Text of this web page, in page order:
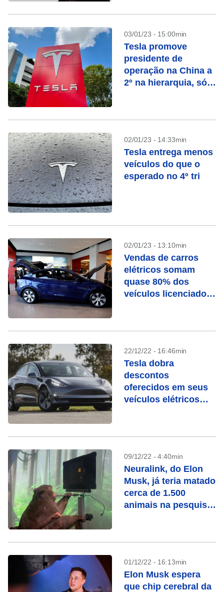
03/01/23 - 15:00min
Tesla promove
presidente de
operação na China a
2º na hierarquia, só
02/01/23 - 14:33min
Tesla entrega menos
veículos do que o
esperado no 4º tri
02/01/23 - 13:10min
Vendas de carros
elétricos somam
quase 80% dos
veículos licenciados
22/12/22 - 16:46min
Tesla dobra
descontos
oferecidos em seus
veículos elétricos
09/12/22 - 4:40min
Neuralink, do Elon
Musk, já teria matado
cerca de 1.500
animais na pesquisa
01/12/22 - 16:13min
Elon Musk espera
que chip cerebral da